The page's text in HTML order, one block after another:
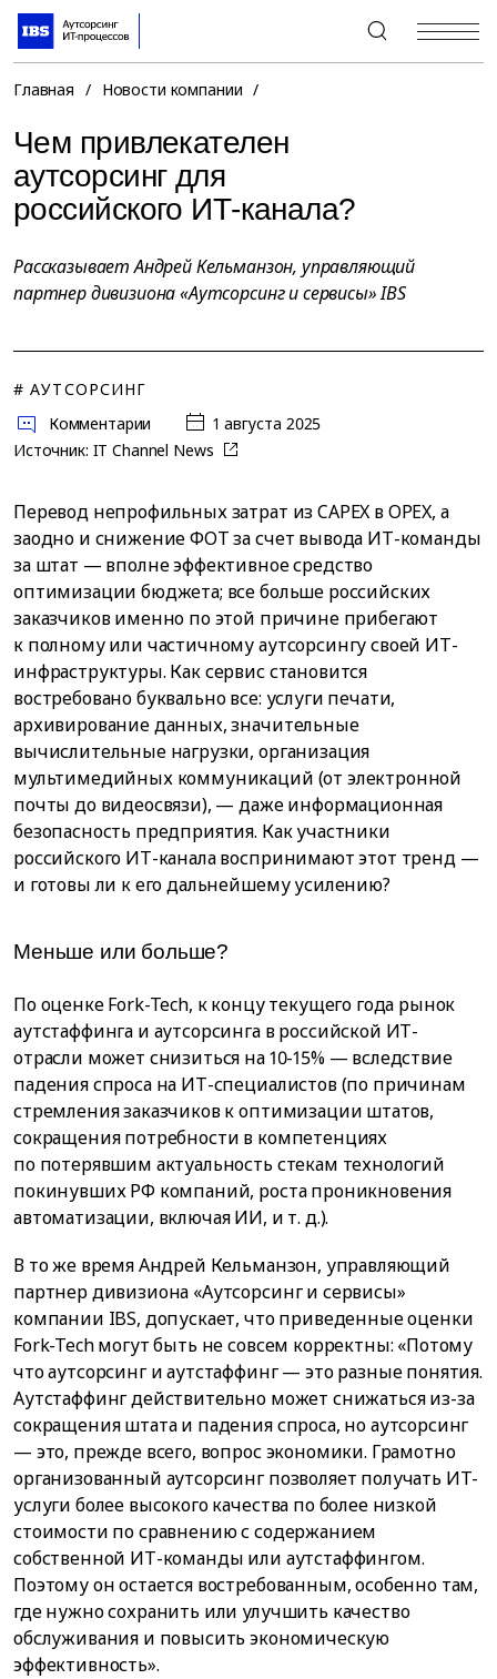
+7 (495) 967-80-80
Главная / Новости компании /
Чем привлекателен
аутсорсинг для
российского ИТ-канала?
Рассказывает Андрей Кельманзон, управляющий
партнер дивизиона «Аутсорсинг и сервисы» IBS
# АУТСОРСИНГ
Комментарии
1 августа 2025
Источник: IT Channel News
Перевод непрофильных затрат из CAPEX в OPEX, а
заодно и снижение ФОТ за счет вывода ИТ-команды
за штат — вполне эффективное средство
оптимизации бюджета; все больше российских
заказчиков именно по этой причине прибегают
к полному или частичному аутсорсингу своей ИТ-
инфраструктуры. Как сервис становится
востребовано буквально все: услуги печати,
архивирование данных, значительные
вычислительные нагрузки, организация
мультимедийных коммуникаций (от электронной
почты до видеосвязи), — даже информационная
безопасность предприятия. Как участники
российского ИТ-канала воспринимают этот тренд —
и готовы ли к его дальнейшему усилению?
Меньше или больше?
По оценке Fork-Tech, к концу текущего года рынок
аутстаффинга и аутсорсинга в российской ИТ-
отрасли может снизиться на 10-15% — вследствие
падения спроса на ИТ-специалистов (по причинам
стремления заказчиков к оптимизации штатов,
сокращения потребности в компетенциях
по потерявшим актуальность стекам технологий
покинувших РФ компаний, роста проникновения
автоматизации, включая ИИ, и т. д.).
В то же время Андрей Кельманзон, управляющий
партнер дивизиона «Аутсорсинг и сервисы»
компании IBS, допускает, что приведенные оценки
Fork-Tech могут быть не совсем корректны: «Потому
что аутсорсинг и аутстаффинг — это разные понятия.
Аутстаффинг действительно может снижаться из-за
сокращения штата и падения спроса, но аутсорсинг
— это, прежде всего, вопрос экономики. Грамотно
организованный аутсорсинг позволяет получать ИТ-
услуги более высокого качества по более низкой
стоимости по сравнению с содержанием
собственной ИТ-команды или аутстаффингом.
Поэтому он остается востребованным, особенно там,
где нужно сохранить или улучшить качество
обслуживания и повысить экономическую
эффективность».